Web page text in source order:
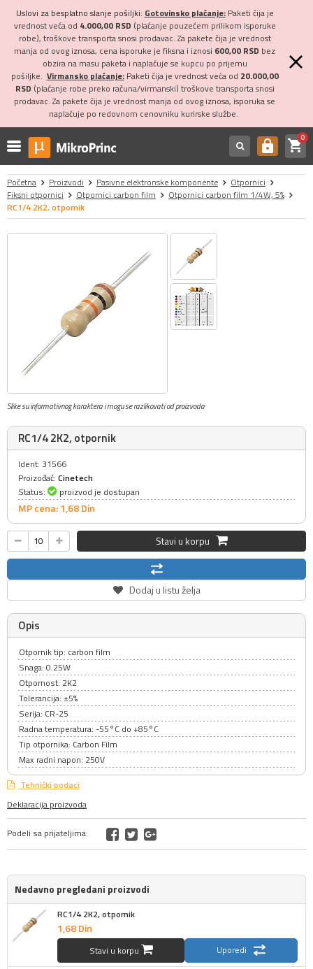
Uslovi za besplatno slanje pošiljki: Gotovinsko plaćanje:Paketi čija je
vrednost veća od 4.000,00 RSD (plaćanje pouzećem prilikom isporuke
robe), troškove transporta snosi prodavac. Za pakete čija je vrednost
manja od ovog iznosa, cena isporuke je fiksna i iznosi 600,00 RSD bez
obzira na masu paketa i naplaćuje se kupcu po prijemu
pošiljke. Virmansko plaćanje:Paketi čija je vrednost veća od 20.000,00
RSD (plaćanje robe preko računa/virmanski) troškove transporta snosi
prodavac. Za pakete čija je vrednost manja od ovog iznosa, isporuka se
naplaćuje po redovnom cenovniku kurirske službe.
https shopping_cart0
Početna Proizvodi Pasivne elektronske komponente
Otpornici
Fiksni otpornici
Otpornici carbon film
Otpornici carbon film 1/4W, 5%
RC1/4 2K2, otpornik
Slike su informativnog karaktera i mogu se razlikovati od proizvoda
RC1/4 2K2, otpornik
Ident: 31566
Proizođač: Cinetech
Status:
proizvod je dostupan
MP cena: 1,68Din
Stavi u korpu
Dodaj u listu želja
Opis
Otpornik tip: carbon film
Snaga: 0.25W
Otpornost: 2K2
Tolerancija: ±5%
Serija: CR-25
Radna temperatura: -55°C do +85°C
Tip otpornika: Carbon Film
Max radni napon: 250V
Tehnički podaci
Deklaracija proizvoda
Podeli sa prijateljima:
Nedavno pregledani proizvodi
RC1/4 2K2, otpornik
1,68Din
Stavi u korpu Uporedi